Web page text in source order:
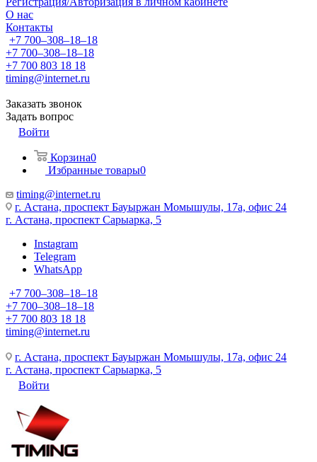
О нас
Контакты
+7 700‒308‒18‒18
+7 700‒308‒18‒18
+7 700 803 18 18
timing@internet.ru
Заказать звонок
Задать вопрос
Войти
Корзина0
Избранные товары0
timing@internet.ru
г. Астана, проспект Бауыржан Момышулы, 17а, офис 24
г. Астана, проспект Сарыарка, 5
Instagram
Telegram
WhatsApp
+7 700‒308‒18‒18
+7 700‒308‒18‒18
+7 700 803 18 18
timing@internet.ru
г. Астана, проспект Бауыржан Момышулы, 17а, офис 24
г. Астана, проспект Сарыарка, 5
Войти